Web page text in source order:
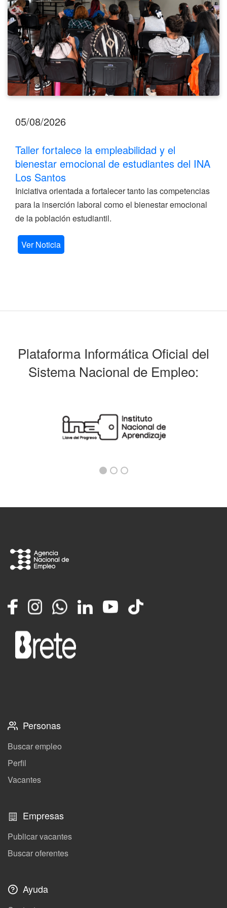
estudiantes
del
INA
Los
Santos
05/08/2026
Taller fortalece la empleabilidad y el
bienestar emocional de estudiantes del INA
Los Santos
Iniciativa orientada a fortalecer tanto las competencias
para la inserción laboral como el bienestar emocional
de la población estudiantil.
Ver Noticia
Plataforma Informática Oficial del
Sistema Nacional de Empleo:
FacebookInstagramWhatsappLinkedInYouTube
TikTok
Personas
Buscar empleo
Perfil
Vacantes
Empresas
Publicar vacantes
Buscar oferentes
Ayuda